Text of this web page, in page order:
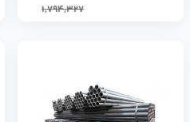
1,794,327